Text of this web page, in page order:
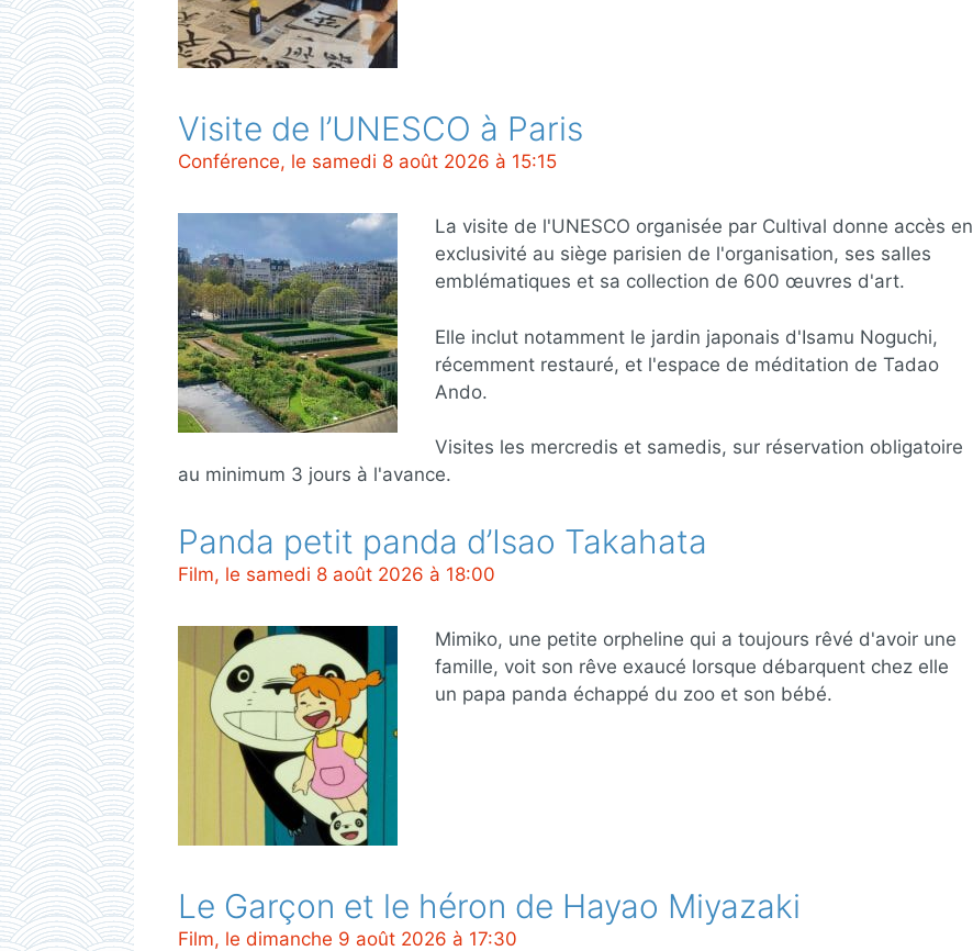
Visite de l’UNESCO à Paris
Conférence, le samedi 8 août 2026 à 15:15
La visite de l'UNESCO organisée par Cultival donne accès en
exclusivité au siège parisien de l'organisation, ses salles
emblématiques et sa collection de 600 œuvres d'art.
Elle inclut notamment le jardin japonais d'Isamu Noguchi,
récemment restauré, et l'espace de méditation de Tadao
Ando.
Visites les mercredis et samedis, sur réservation obligatoire
au minimum 3 jours à l'avance.
Panda petit panda d’Isao Takahata
Film, le samedi 8 août 2026 à 18:00
Mimiko, une petite orpheline qui a toujours rêvé d'avoir une
famille, voit son rêve exaucé lorsque débarquent chez elle
un papa panda échappé du zoo et son bébé.
Le Garçon et le héron de Hayao Miyazaki
Film, le dimanche 9 août 2026 à 17:30